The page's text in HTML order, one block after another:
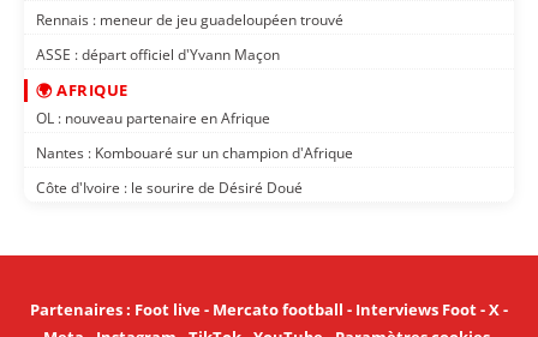
Rennais : meneur de jeu guadeloupéen trouvé
ASSE : départ officiel d'Yvann Maçon
🌍 AFRIQUE
OL : nouveau partenaire en Afrique
Nantes : Kombouaré sur un champion d'Afrique
Côte d'Ivoire : le sourire de Désiré Doué
Partenaires: Foot live- Mercato football - Interviews Foot-X-